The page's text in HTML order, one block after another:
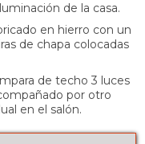
de la casa.
en hierro con un
de chapa colocadas
de techo 3 luces
por otro
en el salón.